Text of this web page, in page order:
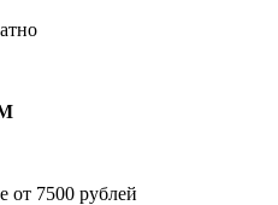
от 7500 рублей